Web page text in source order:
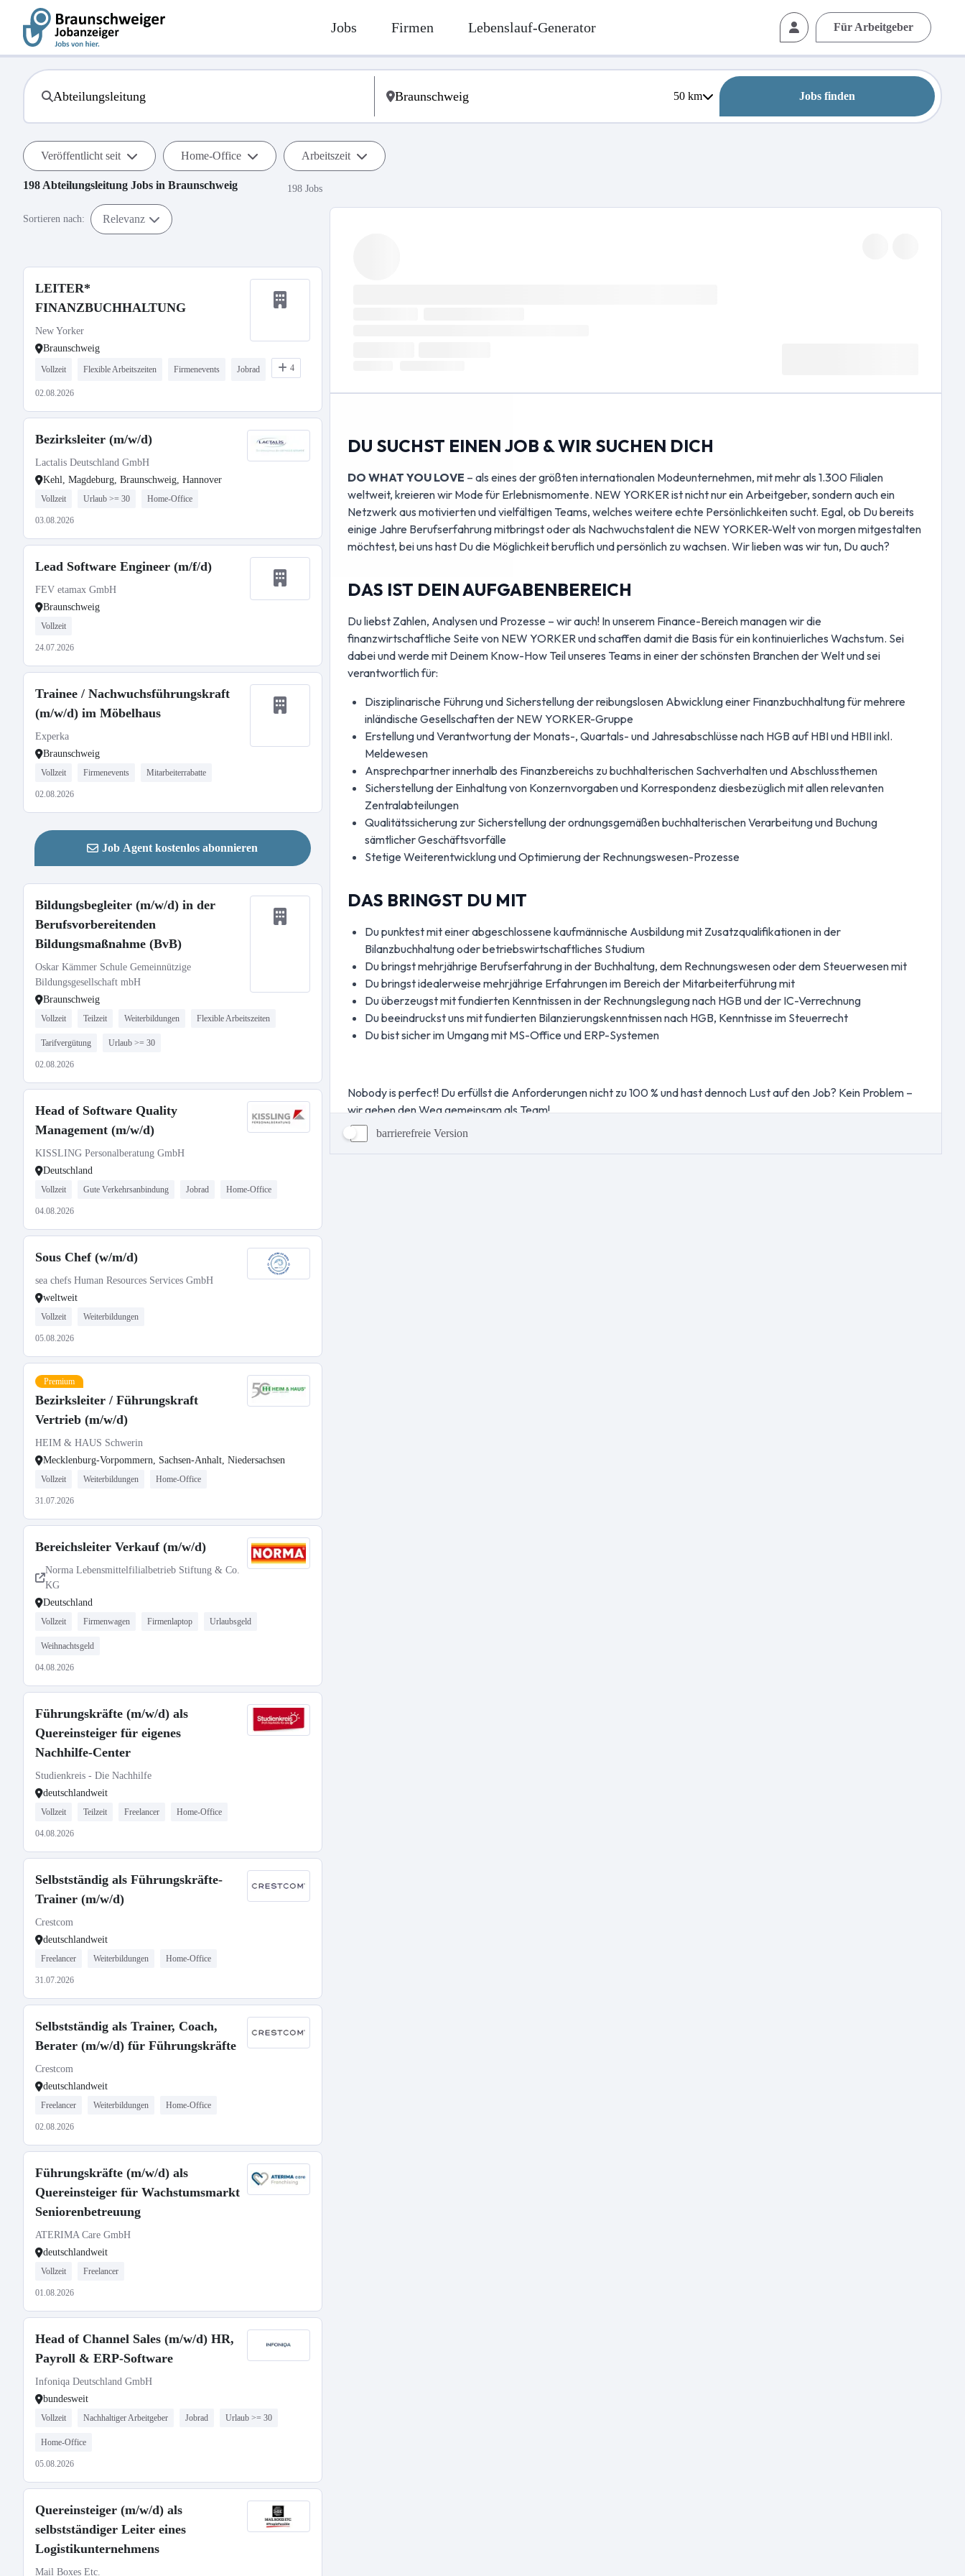
Jobs Firmen Lebenslauf-Generator Für Arbeitgeber
50km Jobs finden
Veröffentlicht seit Home-Office Arbeitszeit
198 Abteilungsleitung Jobs in Braunschweig 198 Jobs
Sortieren nach: Relevanz
LEITER*
FINANZBUCHHALTUNG
New Yorker
Braunschweig
Vollzeit Flexible Arbeitszeiten Firmenevents Jobrad 4
02.08.2026
Bezirksleiter (m/w/d)
Lactalis Deutschland GmbH
Kehl, Magdeburg, Braunschweig, Hannover
Vollzeit Urlaub >= 30 Home-Office
03.08.2026
Lead Software Engineer (m/f/d)
FEV etamax GmbH
Braunschweig
Vollzeit
24.07.2026
Trainee / Nachwuchsführungskraft
(m/w/d) im Möbelhaus
Experka
Braunschweig
Vollzeit Firmenevents Mitarbeiterrabatte
02.08.2026
Job Agent kostenlos abonnieren
Bildungsbegleiter (m/w/d) in der
Berufsvorbereitenden
Bildungsmaßnahme (BvB)
Oskar Kämmer Schule Gemeinnützige
Bildungsgesellschaft mbH
Braunschweig
Vollzeit Teilzeit Weiterbildungen Flexible Arbeitszeiten
Tarifvergütung Urlaub >= 30
02.08.2026
Head of Software Quality
Management (m/w/d)
KISSLING Personalberatung GmbH
Deutschland
Vollzeit Gute Verkehrsanbindung Jobrad Home-Office
04.08.2026
Sous Chef (w/m/d)
sea chefs Human Resources Services GmbH
weltweit
Vollzeit Weiterbildungen
05.08.2026
Premium
Bezirksleiter / Führungskraft
Vertrieb (m/w/d)
HEIM & HAUS Schwerin
Mecklenburg-Vorpommern, Sachsen-Anhalt, Niedersachsen
Vollzeit Weiterbildungen Home-Office
31.07.2026
Bereichsleiter Verkauf (m/w/d)
Norma Lebensmittelfilialbetrieb Stiftung & Co.
KG
Deutschland
Vollzeit Firmenwagen Firmenlaptop Urlaubsgeld
Weihnachtsgeld
04.08.2026
Führungskräfte (m/w/d) als
Quereinsteiger für eigenes
Nachhilfe-Center
Studienkreis - Die Nachhilfe
deutschlandweit
Vollzeit Teilzeit Freelancer Home-Office
04.08.2026
Selbstständig als Führungskräfte-
Trainer (m/w/d)
Crestcom
deutschlandweit
Freelancer Weiterbildungen Home-Office
31.07.2026
Selbstständig als Trainer, Coach,
Berater (m/w/d) für Führungskräfte
Crestcom
deutschlandweit
Freelancer Weiterbildungen Home-Office
02.08.2026
Führungskräfte (m/w/d) als
Quereinsteiger für Wachstumsmarkt
Seniorenbetreuung
ATERIMA Care GmbH
deutschlandweit
Vollzeit Freelancer
01.08.2026
Head of Channel Sales (m/w/d) HR,
Payroll & ERP-Software
Infoniqa Deutschland GmbH
bundesweit
Vollzeit Nachhaltiger Arbeitgeber Jobrad Urlaub >= 30
Home-Office
05.08.2026
Quereinsteiger (m/w/d) als
selbstständiger Leiter eines
Logistikunternehmens
Mail Boxes Etc.
barrierefreie Version